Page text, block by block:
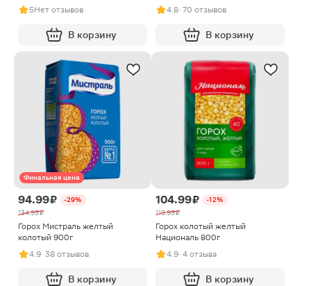
5Нет отзывов
В корзину
4.8· 70 отзывов
В корзину
Финальная цена
94.99 ₽
-29%
134.99 ₽
Горох Мистраль желтый
колотый 900г
4.9· 38 отзывов
В корзину
104.99 ₽
-12%
119.99 ₽
Горох колотый желтый
Националь 800г
4.9· 4 отзыва
В корзину